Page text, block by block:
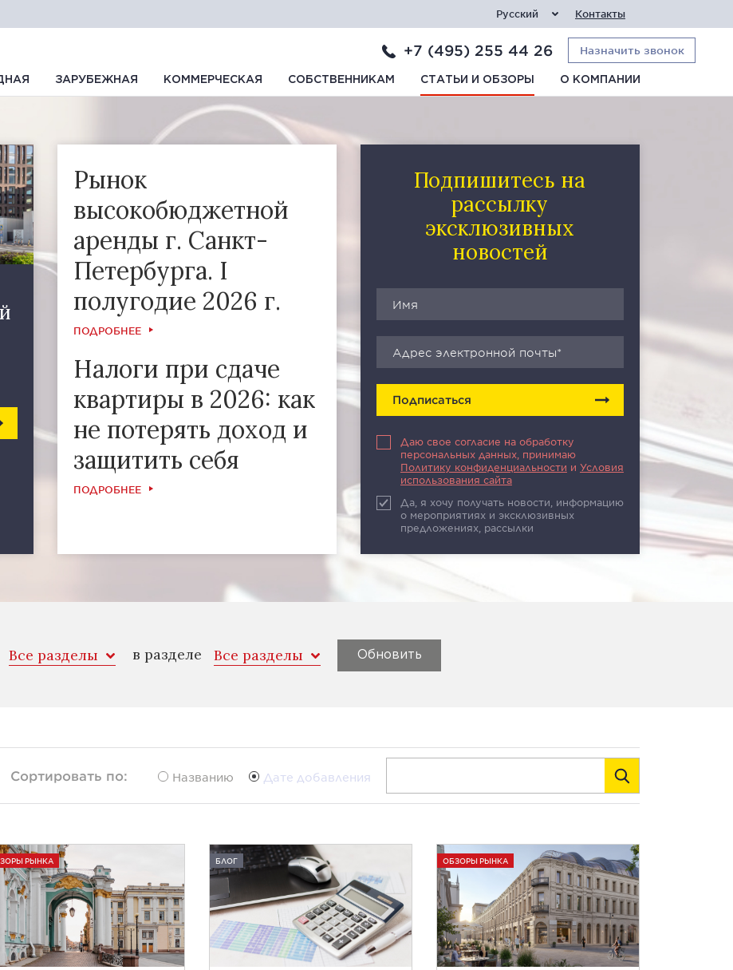
Русский Контакты
+7 (495) 255 44 26 Назначить звонок
ЗАРУБЕЖНАЯ КОММЕРЧЕСКАЯ СОБСТВЕННИКАМ СТАТЬИ И ОБЗОРЫ О КОМПАНИИ
Рынок
высокобюджетной
аренды г. Санкт-
Петербурга. I
полугодие 2026 г.
ПОДРОБНЕЕ
Налоги при сдаче
квартиры в 2026: как
не потерять доход и
защитить себя
ПОДРОБНЕЕ
Подпишитесь на
рассылку
эксклюзивных
новостей
Подписаться
Даю свое согласие на обработку
персональных данных, принимаю
Политику конфиденциальности и Условия
использования сайта
Да, я хочу получать новости, информацию
о мероприятиях и эксклюзивных
предложениях, рассылки
Все разделы в разделе Все разделы Обновить
Сортировать по: Названию Дате добавления
РЫНКА БЛОГ ОБЗОРЫ РЫНКА